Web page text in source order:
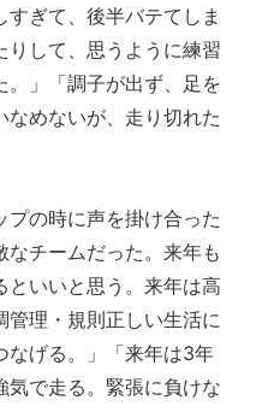
ぎて、後半バテてしま
りして、思うように練習
。」「調子が出ず、足を
なめないが、走り切れた
プの時に声を掛け合った
なチームだった。来年も
といいと思う。来年は高
理・規則正しい生活に
なげる。」「来年は3年
気で走る。緊張に負けな